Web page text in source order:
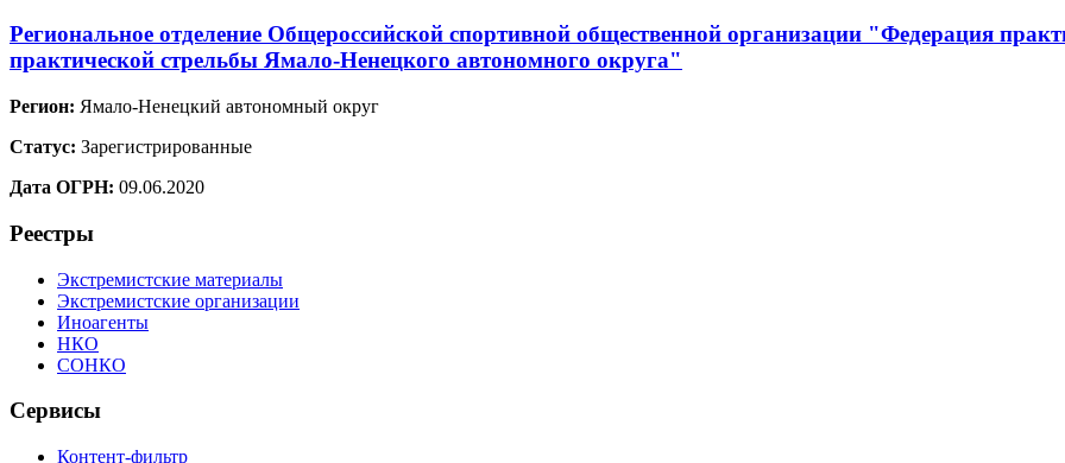
Региональное отделение Общероссийской спортивной общественной организации "Федерация
практической стрельбы Ямало-Ненецкого автономного округа"
Регион: Ямало-Ненецкий автономный округ
Статус: Зарегистрированные
Дата ОГРН: 09.06.2020
Реестры
Экстремистские материалы
Экстремистские организации
Иноагенты
НКО
СОНКО
Сервисы
Контент-фильтр